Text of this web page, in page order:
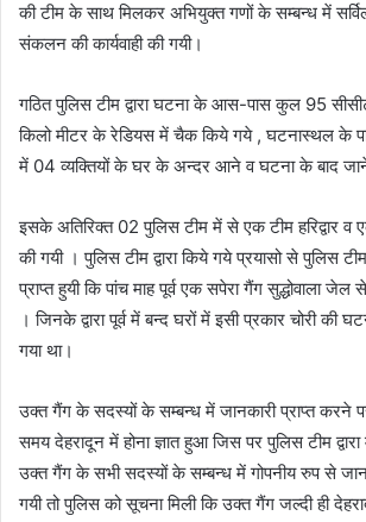
की टीम के साथ मिलकर अभियुक्त गणों के सम्बन्ध में
संकलन की कार्यवाही की गयी।
गठित पुलिस टीम द्वारा घटना के आस-पास कुल 95
किलो मीटर के रेडियस में चैक किये गये , घटनास्थल के
में 04 व्यक्तियों के घर के अन्दर आने व घटना के बाद
इसके अतिरिक्त 02 पुलिस टीम में से एक टीम हरिद्वार व
की गयी । पुलिस टीम द्वारा किये गये प्रयासो से पुलिस
प्राप्त हुयी कि पांच माह पूर्व एक सपेरा गैंग सुद्धोवाला
। जिनके द्वारा पूर्व में बन्द घरों में इसी प्रकार चोरी की
गया था।
उक्त गैंग के सदस्यों के सम्बन्ध में जानकारी प्राप्त
समय देहरादून में होना ज्ञात हुआ जिस पर पुलिस टीम
उक्त गैंग के सभी सदस्यों के सम्बन्ध में गोपनीय रुप से
गयी तो पुलिस को सूचना मिली कि उक्त गैंग जल्दी ही